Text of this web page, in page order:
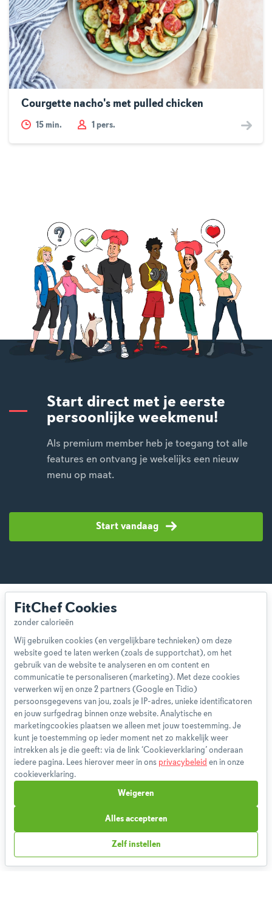
Courgette nacho's met pulled chicken
15 min. 1 pers.
Start direct met je eerste
persoonlijke weekmenu!
Als premium member heb je toegang tot alle
features en ontvang je wekelijks een nieuw
menu op maat.
Start vandaag
Over ons
Team
App
Blog
Disclaimer
Gebruikersvoorwaarden
Methodologie
Privacybeleid
Cookieverklaring
Betaalmethoden
Klachtenprocedure
Partnerprogramma
FitChef Cookies
Wij gebruiken cookies (en vergelijkbare technieken) om deze
website goed te laten werken (zoals de supportchat), om het
gebruik van de website te analyseren en om content en
communicatie te personaliseren (marketing). Met deze cookies
verwerken wij en onze 2 partners (Google en Tidio)
persoonsgegevens van jou, zoals je IP-adres, unieke identificatoren
en jouw surfgedrag binnen onze website. Analytische en
marketingcookies plaatsen we alleen met jouw toestemming. Je
kunt je toestemming op ieder moment net zo makkelijk weer
intrekken als je die geeft: via de link ‘Cookieverklaring’ onderaan
iedere pagina. Lees hierover meer in ons privacybeleid en in onze
cookieverklaring.
Zelf instellen
Weigeren
Alles accepteren